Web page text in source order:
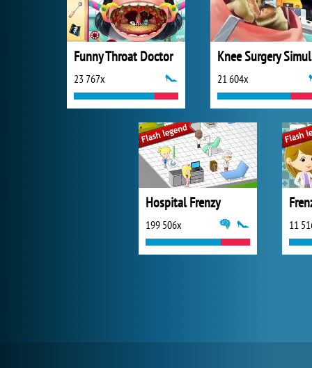
Funny Throat Doctor
23 767x 21 604x
Hospital Frenzy
199 506x 11